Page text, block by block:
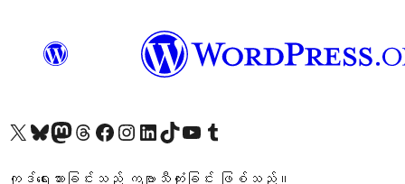
ကျွန်ုပ်တို့၏ X (ယခင် Twitter) အကောင့်သို့ သွားရောက်ကြည့်ရှုပါကျွန်ုပ်တို့၏ Bluesky အကောင့်သို့ ဝင်ရောက်ကြည့်ရှုရန်
ကျွန်ုပ်တို့၏ Mastodon အကောင့်သို့ သွားရောက်ကြည့်ရှုပါကျွန်ုပ်တို့၏ Threads အကောင့်သို့ ဝင်ရောက်ကြည့်ရှုရန်
ကျွန်ုပ်တို့၏ Facebook စာမျက်နှာသို့ သွားရောက်ကြည့်ရှုပါကျွန်ုပ်တို့၏ Instagram အကောင့်သို့ သွားရောက်ကြည့်ရှုပါ ကျွန်ုပ်တို့၏ LinkedIn အကောင့်သို့ သွားရောက်ကြည့်ရှုပါကျွန်ုပ်တို့၏ TikTok အကောင့်သို့ ဝင်ရောက်ကြည့်ရှုရန်
ကျွန်ုပ်တို့၏ YouTube ချန်နယ်သို့ သွားရောက်ကြည့်ရှုပါ ကျွန်ုပ်တို့၏ Tumblr အကောင့်သို့ ဝင်ရောက်ကြည့်ရှုရန်
ကုဒ်ရေးသားခြင်းသည် ကဗျာသီကုံးခြင်း ဖြစ်သည်။